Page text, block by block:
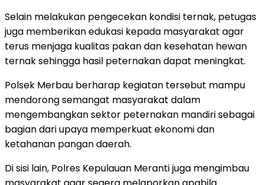
Selain melakukan pengecekan kondisi ternak, petugas
juga memberikan edukasi kepada masyarakat agar
terus menjaga kualitas pakan dan kesehatan hewan
ternak sehingga hasil peternakan dapat meningkat.
Polsek Merbau berharap kegiatan tersebut mampu
mendorong semangat masyarakat dalam
mengembangkan sektor peternakan mandiri sebagai
bagian dari upaya memperkuat ekonomi dan
ketahanan pangan daerah.
Di sisi lain, Polres Kepulauan Meranti juga mengimbau